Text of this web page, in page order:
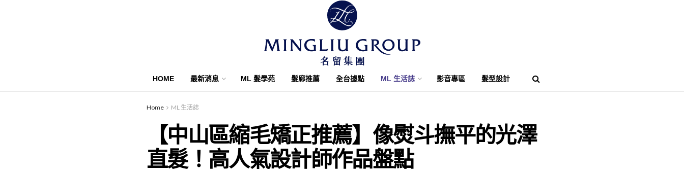
HOME 最新消息 ML 髮學苑 髮廊推薦 全台據點 ML 生活誌 影音專區 髮型設計
Home ML 生活誌
【中山區縮毛矯正推薦】像熨斗撫平的光澤
直髮！高人氣設計師作品盤點